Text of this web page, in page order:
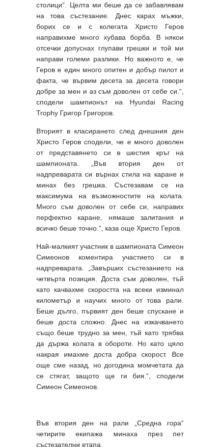
столици“. Целта ми беше да се забавлявам
на това състезание. Днес карах мъжки,
борих се и с колегата Христо Геров
направихме много хубава борба. В някои
отсечки допуснах глупави грешки и той ми
направи големи разлики. Но важното е, че
Геров е един много опитен и добър пилот и
факта, че вървим десета за десета говори
добре за мен и аз съм доволен от себе си.“,
сподели шампионът на Hyundai Racing
Trophy Григор Григоров.
Вторият в класирането след днешния ден
Христо Геров сподели, че е много доволен
от представянето си в шестия кръг на
шампионата. „Във втория ден от
надпреварата си върнах стила на каране и
минах без грешка. Състезавам се на
максимума на възможностите на колата.
Много съм доволен от себе си, направих
перфектно каране, нямаше залитания и
всичко беше точно.“, каза още Христо Геров.
Най-малкият участник в шампионата Симеон
Симеонов коментира участието си в
надпреварата. „Завърших състезанието на
четвърта позиция. Доста съм доволен, тъй
като качвахме скоростта на всеки изминал
километър и научих много от това рали.
Беше дълго, първият ден беше спускане и
беше доста сложно. Днес на изкачването
също беше трудно за мен, тъй като трябва
да държа колата в обороти. Но като цяло
накрая имахме доста добра скорост. Все
още сме назад, но догодина момчетата да
се стягат, защото ще ги бия.“, сподели
Симеон Симеонов.
Във втория ден на рали „Средна гора“
четирите екипажа минаха през пет
състезателни етапа.